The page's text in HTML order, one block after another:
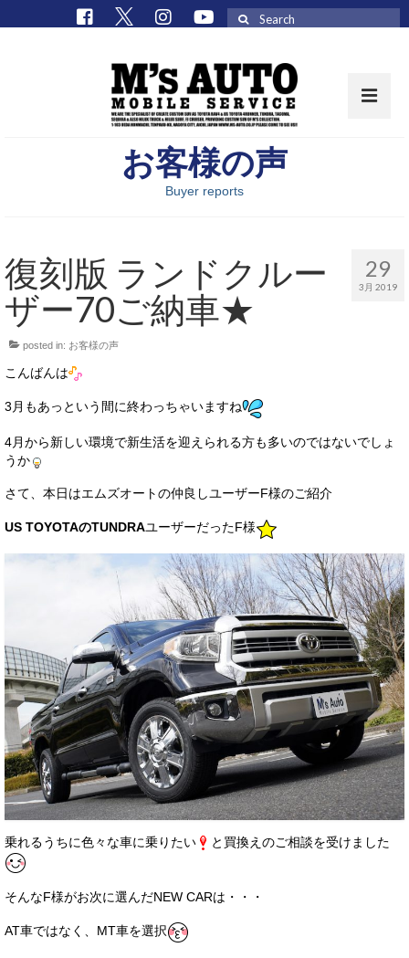
取扱車種一覧
M’sCollectionパーツ一覧
エムズオート
M’sCollection
店舗情報
会社概要
トップメッセージ
スタッフ紹介
ブログ
イベント
ニュース
スタッフブログ
お客様の声
お客様の声
Buyer reports
29
3月 2019
復刻版 ランドクルー
ザー70ご納車★
posted in: お客様の声
こんばんは
3月もあっという間に終わっちゃいますね
4月から新しい環境で新生活を迎えられる方も多いのではないでしょ
うか
さて、本日はエムズオートの仲良しユーザーF様のご紹介
US TOYOTAのTUNDRAユーザーだったF様
乗れるうちに色々な車に乗りたい と買換えのご相談を受けました
そんなF様がお次に選んだNEW CARは・・・
AT車ではなく、MT車を選択